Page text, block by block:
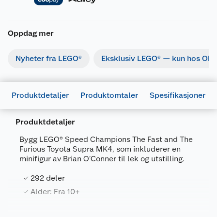
Oppdag mer
Nyheter fra LEGO® Eksklusiv LEGO® — kun hos
Produktdetaljer Produktomtaler Spesifikasjoner
Produktdetaljer
Bygg LEGO® Speed Champions The Fast and The
Furious Toyota Supra MK4, som inkluderer en
minifigur av Brian O’Conner til lek og utstilling.
292 deler
Alder: Fra 10+
Generelt
Artikkelnummer
Leverandørens artikkelnummer